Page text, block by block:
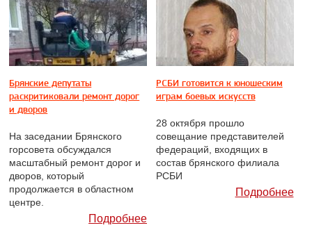
Брянские депутаты
раскритиковали ремонт дорог
и дворов
На заседании Брянского
горсовета обсуждался
масштабный ремонт дорог и
дворов, который
продолжается в областном
центре.
Подробнее
РСБИ готовится к юношеским
играм боевых искусств
28 октября прошло
совещание представителей
федераций, входящих в
состав брянского филиала
РСБИ
Подробнее